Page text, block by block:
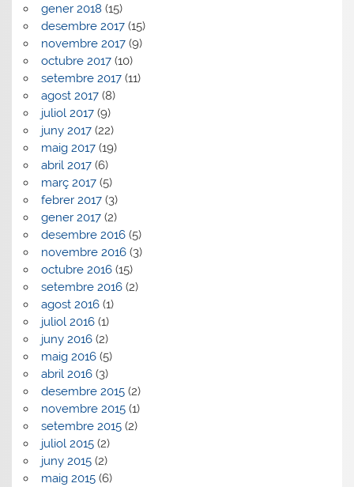
gener 2018 (15)
desembre 2017(15)
novembre 2017(9)
octubre 2017(10)
setembre 2017(11)
agost 2017(8)
juliol 2017(9)
juny 2017(22)
maig 2017(19)
abril 2017(6)
març 2017(5)
febrer 2017(3)
gener 2017(2)
desembre 2016(5)
novembre 2016(3)
octubre 2016(15)
setembre 2016(2)
agost 2016(1)
juliol 2016(1)
juny 2016(2)
maig 2016(5)
abril 2016(3)
desembre 2015(2)
novembre 2015(1)
setembre 2015(2)
juliol 2015(2)
juny 2015(2)
maig 2015(6)